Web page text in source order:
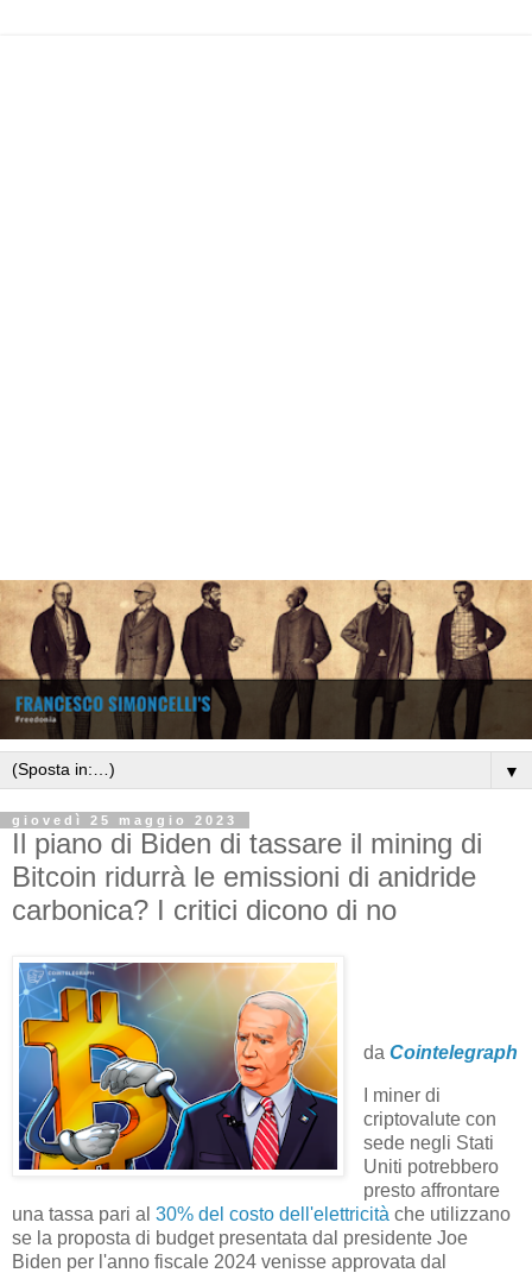
▼
giovedì 25 maggio 2023
Il piano di Biden di tassare il mining di
Bitcoin ridurrà le emissioni di anidride
carbonica? I critici dicono di no
da Cointelegraph
I miner di
criptovalute con
sede negli Stati
Uniti potrebbero
presto affrontare
una tassa pari al 30% del costo dell'elettricità che utilizzano
se la proposta di budget presentata dal presidente Joe
Biden per l'anno fiscale 2024 venisse approvata dal